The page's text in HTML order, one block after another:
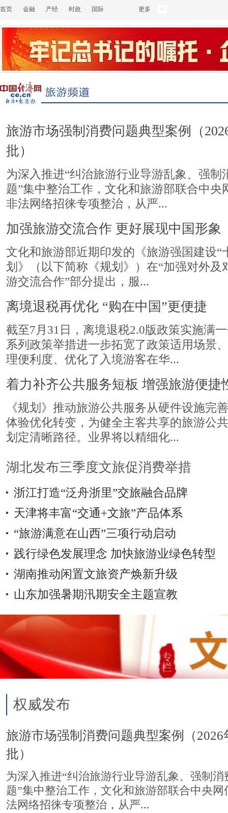
首页 金融 产经 时政 国际 更多
旅游市场强制消费问题典型案例（
批）
为深入推进“纠治旅游行业导游乱象、强制
题”集中整治工作，文化和旅游部联合中央
非法网络招徕专项整治，从严...
加强旅游交流合作 更好展现中国形象
文化和旅游部近期印发的《旅游强国建设“
划》（以下简称《规划》）在“加强对外及
游交流合作”部分提出，服...
离境退税再优化 “购在中国”更便捷
截至7月31日，离境退税2.0版政策实施满
系列政策举措进一步拓宽了政策适用场景
理便利度、优化了入境游客在华...
着力补齐公共服务短板 增强旅游便捷
《规划》推动旅游公共服务从硬件设施完
体验优化转变，为健全主客共享的旅游公
划定清晰路径。业界将以精细化...
湖北发布三季度文旅促消费举措
浙江打造“泛舟浙里”交旅融合品牌
天津将丰富“交通+文旅”产品体系
“旅游满意在山西”三项行动启动
践行绿色发展理念 加快旅游业绿色转型
湖南推动闲置文旅资产焕新升级
山东加强暑期汛期安全主题宣教
权威发布
旅游市场强制消费问题典型案例（2026
批）
为深入推进“纠治旅游行业导游乱象、强制消
题”集中整治工作，文化和旅游部联合中央网
法网络招徕专项整治，从严...